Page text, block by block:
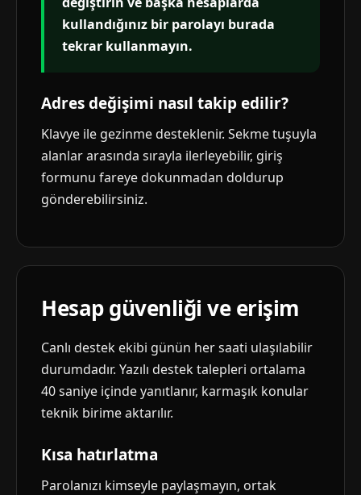
kullandığınız bir parolayı burada
tekrar kullanmayın.
Adres değişimi nasıl takip edilir?
Klavye ile gezinme desteklenir. Sekme tuşuyla
alanlar arasında sırayla ilerleyebilir, giriş
formunu fareye dokunmadan doldurup
gönderebilirsiniz.
Hesap güvenliği ve erişim
Canlı destek ekibi günün her saati ulaşılabilir
durumdadır. Yazılı destek talepleri ortalama
40 saniye içinde yanıtlanır, karmaşık konular
teknik birime aktarılır.
Kısa hatırlatma
Parolanızı kimseyle paylaşmayın, ortak